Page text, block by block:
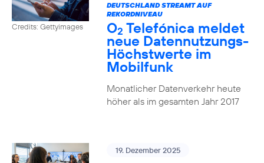
Credits: Gettyimages
DEUTSCHLAND STREAMT AUF
REKORDNIVEAU
O2 Telefónica meldet
neue Datennutzungs-
Höchstwerte im
Mobilfunk
Monatlicher Datenverkehr heute
höher als im gesamten Jahr 2017
19. Dezember 2025